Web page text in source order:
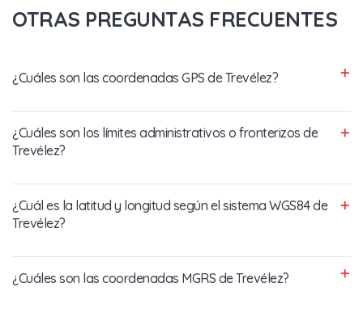
OTRAS PREGUNTAS FRECUENTES
¿Cuáles son las coordenadas GPS de Trevélez?
¿Cuáles son los límites administrativos o fronterizos de
Trevélez?
¿Cuál es la latitud y longitud según el sistema WGS84 de
Trevélez?
¿Cuáles son las coordenadas MGRS de Trevélez?